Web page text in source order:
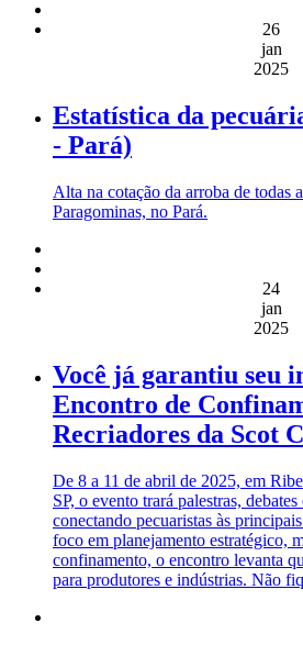
26
jan
2025
Estatística da
- Pará)
Alta na cotação da arroba de todas
Paragominas, no Pará.
24
jan
2025
Você já garantiu seu
Encontro de
Recriadores da Scot
De 8 a 11 de abril de 2025, em
SP, o evento trará palestras, debates
conectando pecuaristas às
foco em planejamento estratégico,
confinamento, o encontro levanta
para produtores e indústrias. Não